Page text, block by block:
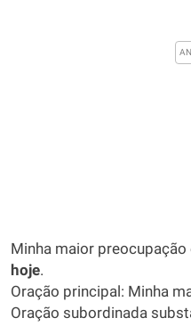
Minha maior preocupação
hoje.
Oração principal: Minha
Oração subordinada